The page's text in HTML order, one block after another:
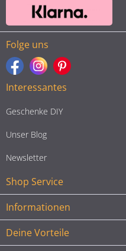
Folge uns
Interessantes
Geschenke DIY
Unser Blog
Newsletter
Shop Service
Informationen
Deine Vorteile